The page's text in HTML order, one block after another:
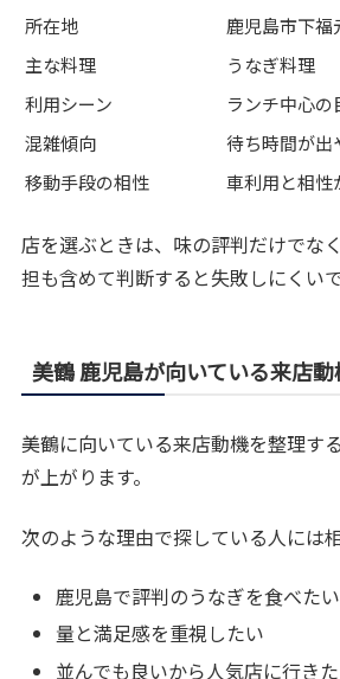
所在地
鹿児島市下福
主な料理
うなぎ料理
利用シーン
ランチ中心の
混雑傾向
待ち時間が出
移動手段の相性
車利用と相性
店を選ぶときは、味の評判だけでな
担も含めて判断すると失敗しにくいで
美鶴 鹿児島が向いている来店動
美鶴に向いている来店動機を整理す
が上がります。
次のような理由で探している人には
鹿児島で評判のうなぎを食べたい
量と満足感を重視したい
並んでも良いから人気店に行き